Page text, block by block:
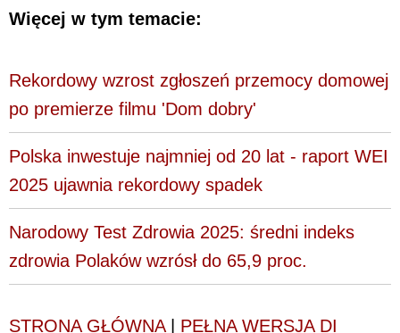
Więcej w tym temacie:
Rekordowy wzrost zgłoszeń przemocy domowej
po premierze filmu 'Dom dobry'
Polska inwestuje najmniej od 20 lat - raport WEI
2025 ujawnia rekordowy spadek
Narodowy Test Zdrowia 2025: średni indeks
zdrowia Polaków wzrósł do 65,9 proc.
STRONA GŁÓWNA| PEŁNA WERSJA DI